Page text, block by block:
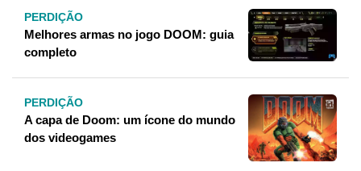
PERDIÇÃO
Melhores armas no jogo DOOM: guia
completo
PERDIÇÃO
A capa de Doom: um ícone do mundo
dos videogames